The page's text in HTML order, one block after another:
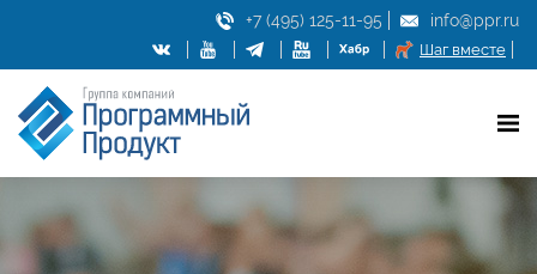
+7 (495) 125-11-95 info@ppr.ru
Шаг вместе